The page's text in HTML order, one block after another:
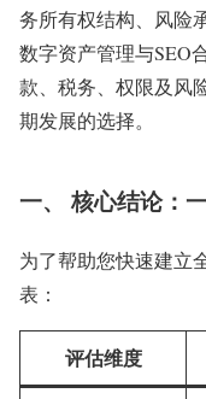
务所有权结构、风险
数字资产管理与SEO
款、税务、权限及风
期发展的选择。
一、 核心结论：
为了帮助您快速建立
表：
评估维度